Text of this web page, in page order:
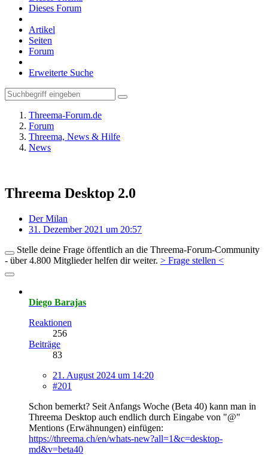
Dieses Forum
Artikel
Seiten
Forum
Erweiterte Suche
Threema-Forum.de
Forum
Threema, News & Hilfe
News
Threema Desktop 2.0
Der Milan
31. Dezember 2021 um 20:57
Stelle deine Frage öffentlich an die Threema-Forum-Community
- über 4.800 Mitglieder helfen dir weiter. > Frage stellen <
Diego Barajas
Reaktionen
256
Beiträge
83
21. August 2024 um 14:20
#201
Schon bemerkt? Seit Anfangs Woche (Beta 40) kann man in
Threema Desktop auch endlich durch Eingabe von "@"
Mentions (Erwähnungen) einfügen:
https://threema.ch/en/whats-new?all=1&c=desktop-
md&v=beta40